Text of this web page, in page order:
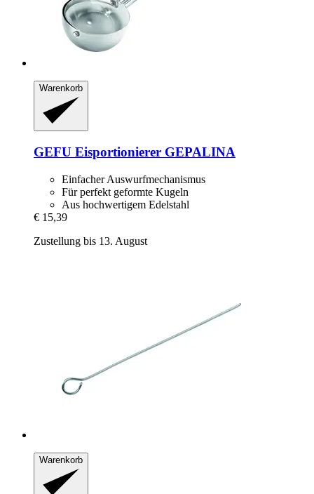
Warenkorb
GEFU Eisportionierer GEPALINA
Einfacher Auswurfmechanismus
Für perfekt geformte Kugeln
Aus hochwertigem Edelstahl
€ 15,39
Zustellung bis 13. August
Warenkorb